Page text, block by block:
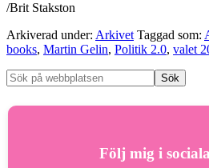
/Brit Stakston
Arkiverad under: Arkivet Taggad som:
books, Martin Gelin, Politik 2.0, valet
Följ mig i